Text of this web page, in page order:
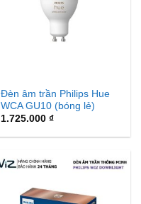
Đèn âm trần Philips Hue
WCA GU10 (bóng lẻ)
1.725.000₫